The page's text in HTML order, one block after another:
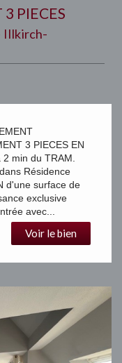
PIECES
Illkirch-
3 PIECES EN
min du TRAM.
Résidence
d'une surface de
exclusive
avec...
Voir le bien